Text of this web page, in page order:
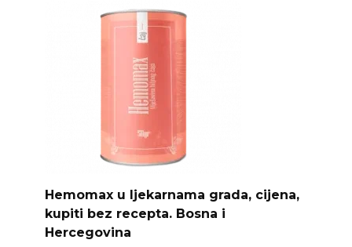
Hemomax u ljekarnama grada, cijena,
kupiti bez recepta. Bosna i
Hercegovina